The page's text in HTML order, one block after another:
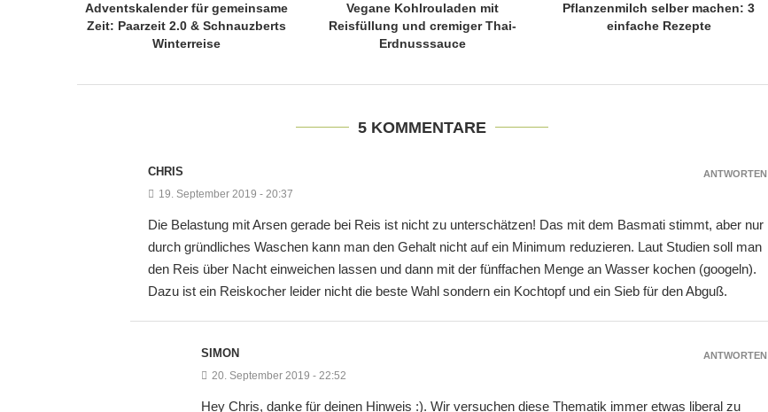
Adventskalender für gemeinsame
Zeit: Paarzeit 2.0 & Schnauzberts
Winterreise
Vegane Kohlrouladen mit
Reisfüllung und cremiger Thai-
Erdnusssauce
Pflanzenmilch selber machen: 3
einfache Rezepte
5 KOMMENTARE
CHRIS
19. September 2019 - 20:37
Die Belastung mit Arsen gerade bei Reis ist nicht zu unterschätzen! Das mit dem Basmati stimmt, aber nur
durch gründliches Waschen kann man den Gehalt nicht auf ein Minimum reduzieren. Laut Studien soll man
den Reis über Nacht einweichen lassen und dann mit der fünffachen Menge an Wasser kochen (googeln).
Dazu ist ein Reiskocher leider nicht die beste Wahl sondern ein Kochtopf und ein Sieb für den Abguß.
ANTWORTEN
SIMON
20. September 2019 - 22:52
Hey Chris, danke für deinen Hinweis :). Wir versuchen diese Thematik immer etwas liberal zu
ANTWORTEN